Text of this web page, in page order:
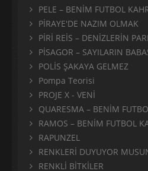
PELE – BENİM FUTBOL
PİRAYE'DE NAZIM OLMAK
PİRİ REİS – DENİZLERİN
PİSAGOR – SAYILARIN
POLİS ŞAKAYA GELMEZ
Pompa Teorisi
PROJE X - VENİ
QUARESMA – BENİM
RAMOS – BENİM FUTBOL
RAPUNZEL
RENKLERİ DUYUYOR
RENKLİ BİTKİLER